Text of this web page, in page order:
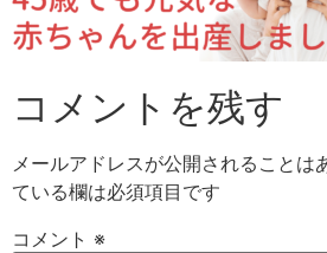
コメントを残す
メールアドレスが公開されることは
ている欄は必須項目です
コメント ※